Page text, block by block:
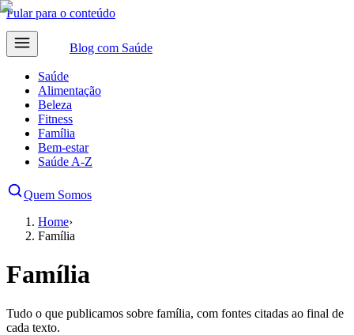
Pular para o conteúdo
Blog com Saúde
Saúde
Alimentação
Beleza
Fitness
Família
Bem-estar
Saúde A-Z
Quem Somos
Home›
Família
Família
Tudo o que publicamos sobre família, com fontes citadas ao final de
cada texto.